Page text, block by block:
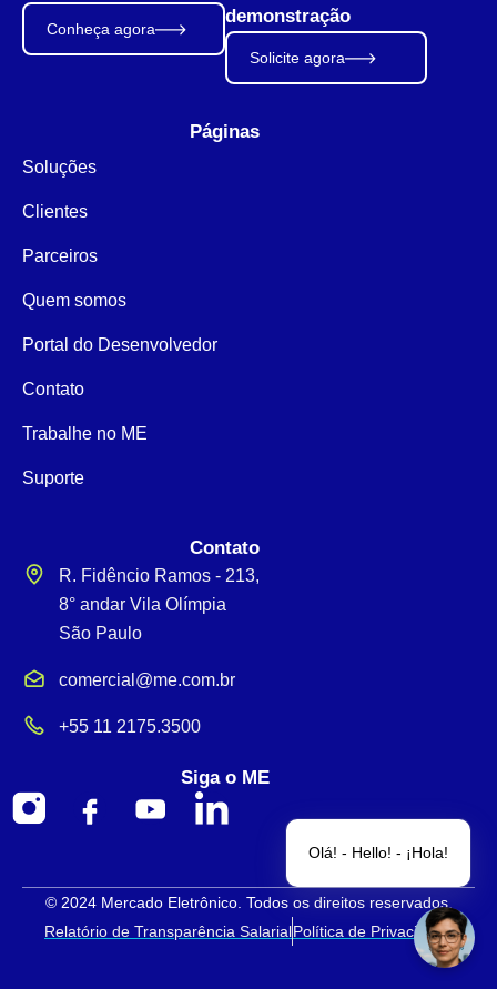
Conheça agora
demonstração
Solicite agora
Páginas
Soluções
Clientes
Parceiros
Quem somos
Portal do Desenvolvedor
Contato
Trabalhe no ME
Suporte
Contato
R. Fidêncio Ramos - 213,
8° andar Vila Olímpia
São Paulo
comercial@me.com.br
+55 11 2175.3500
Siga o ME
© 2024 Mercado Eletrônico. Todos os direitos reservados.
Relatório de Transparência SalarialPolítica de Privacidade
Olá! - Hello! - ¡Hola!